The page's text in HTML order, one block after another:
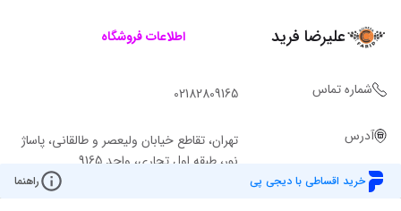
خرید اقساطی با دیجی پی راهنما
علیرضا فرید اطلاعات فروشگاه
شماره تماس 02182809165
آدرس
تهران، تقاطع خیابان ولیعصر و طالقانی، پاساژ
نور، طبقه اول تجاری، واحد 9165